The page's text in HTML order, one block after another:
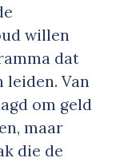
willen
dat
leiden. Van
om geld
maar
die de